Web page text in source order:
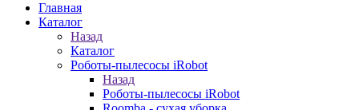
Главная
Каталог
Назад
Каталог
Роботы-пылесосы iRobot
Назад
Роботы-пылесосы iRobot